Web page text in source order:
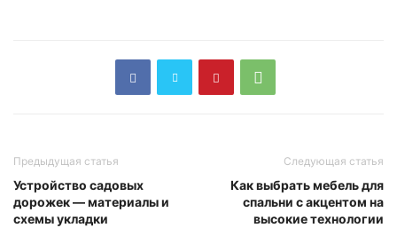
Предыдущая статья
Устройство садовых
дорожек — материалы и
схемы укладки
Следующая статья
Как выбрать мебель для
спальни с акцентом на
высокие технологии